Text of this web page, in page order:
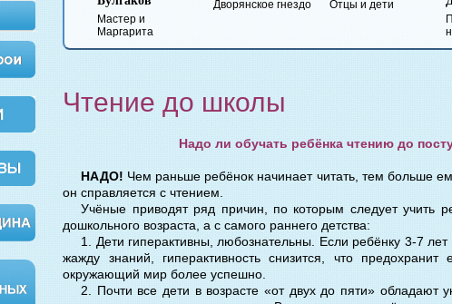
Маргарита
Дворянское гнездо Отцы и дети
Чтение до школы
Надо ли обучать ребёнка чтению до
НАДО! Чем раньше ребёнок начинает читать, тем больше
он справляется с чтением.
Учёные приводят ряд причин, по которым следует учить
дошкольного возраста, а с самого раннего детства:
1. Дети гиперактивны, любознательны. Если ребёнку 3-7 лет
жажду знаний, гиперактивность снизится, что
окружающий мир более успешно.
2. Почти все дети в возрасте «от двух до пяти» обладают